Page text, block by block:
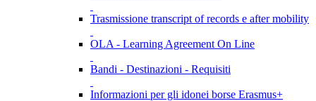
Trasmissione transcript of records e after mobility
OLA - Learning Agreement On Line
Bandi - Destinazioni - Requisiti
Informazioni per gli idonei borse Erasmus+